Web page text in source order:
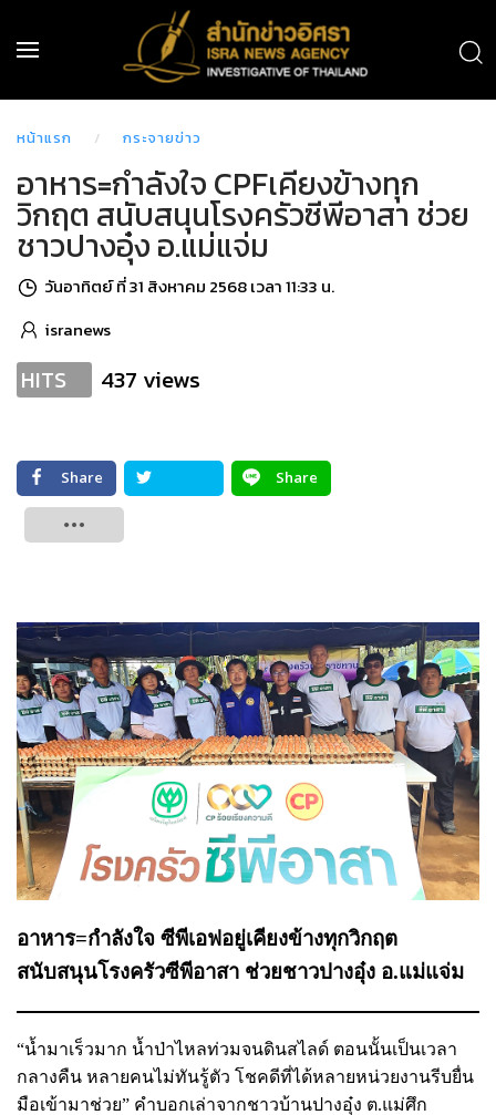
หน้าแรก กระจายข่าว
อาหาร=กำลังใจ CPFเคียงข้างทุก
วิกฤต สนับสนุนโรงครัวซีพีอาสา ช่วย
ชาวปางอุ๋ง อ.แม่แจ่ม
วันอาทิตย์ ที่ 31 สิงหาคม 2568 เวลา 11:33 น.
isranews
HITS 437 views
Share
Share
อาหาร=กำลังใจ ซีพีเอฟอยู่เคียงข้างทุกวิกฤต
สนับสนุนโรงครัวซีพีอาสา ช่วยชาวปางอุ๋ง อ.แม่แจ่ม
“น้ำมาเร็วมาก น้ำป่าไหลท่วมจนดินสไลด์ ตอนนั้นเป็นเวลา
กลางคืน หลายคนไม่ทันรู้ตัว โชคดีที่ได้หลายหน่วยงานรีบยื่น
มือเข้ามาช่วย” คำบอกเล่าจากชาวบ้านปางอุ๋ง ต.แม่ศึก